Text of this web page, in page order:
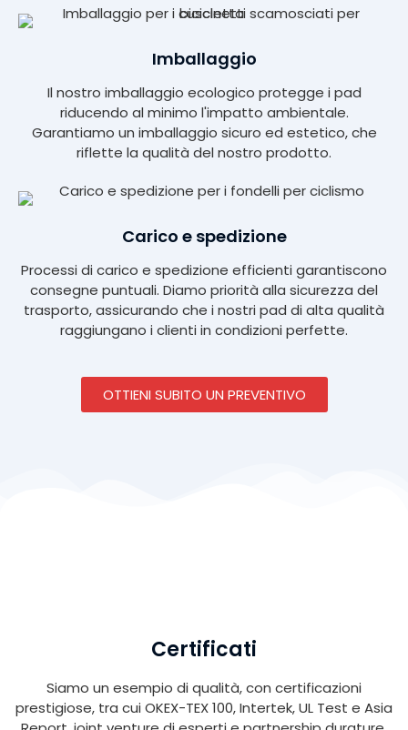
Imballaggio
Il nostro imballaggio ecologico protegge i pad
riducendo al minimo l'impatto ambientale.
Garantiamo un imballaggio sicuro ed estetico, che
riflette la qualità del nostro prodotto.
Carico e spedizione
Processi di carico e spedizione efficienti garantiscono
consegne puntuali. Diamo priorità alla sicurezza del
trasporto, assicurando che i nostri pad di alta qualità
raggiungano i clienti in condizioni perfette.
OTTIENI SUBITO UN PREVENTIVO
Certificati
Siamo un esempio di qualità, con certificazioni
prestigiose, tra cui OKEX-TEX 100, Intertek, UL Test e Asia